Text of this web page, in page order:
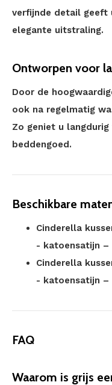
verfijnde detail geeft
elegante uitstraling.
Ontworpen voor
Door de
ook na regelmatig
Zo geniet u
beddengoed.
Beschikbare
Cinderella
- katoensatijn –
Cinderella
- katoensatijn –
FAQ
Waarom is grijs